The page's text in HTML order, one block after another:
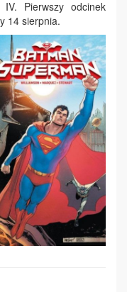
Pierwszy odcinek
14 sierpnia.